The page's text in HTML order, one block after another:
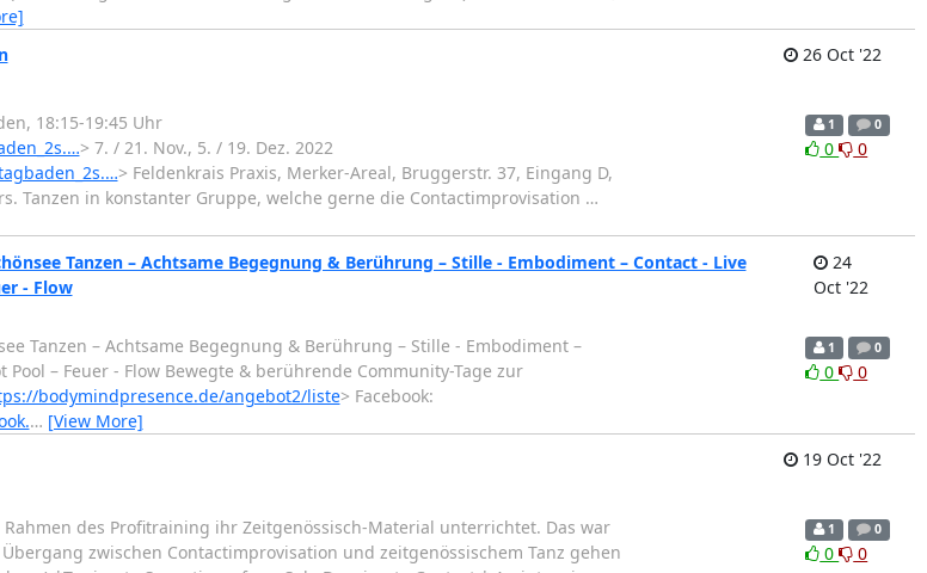
26 Oct '22
18:15-19:45 Uhr
> 7. / 21. Nov., 5. / 19. Dez. 2022
> Feldenkrais Praxis, Merker-Areal, Bruggerstr. 37, Eingang D,
Tanzen in konstanter Gruppe, welche gerne die Contactimprovisation …
1 0
0 0
Tanzen – Achtsame Begegnung & Berührung – Stille - Embodiment – Contact - Live
- Flow
24
Oct '22
Tanzen – Achtsame Begegnung & Berührung – Stille - Embodiment –
– Feuer - Flow Bewegte & berührende Community-Tage zur
bodymindpresence.de/angebot2/liste> Facebook:
… [View More]
1 0
0 0
19 Oct '22
des Profitraining ihr Zeitgenössisch-Material unterrichtet. Das war
zwischen Contactimprovisation und zeitgenössischem Tanz gehen
1 0
0 0